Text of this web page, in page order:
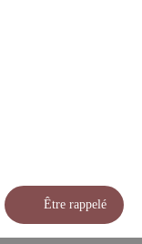
Être rappelé